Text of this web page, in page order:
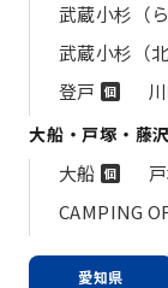
武蔵小杉（
武蔵小杉（北
登戸 個
大船・戸塚・藤
大船 個
CAMPING
愛知県